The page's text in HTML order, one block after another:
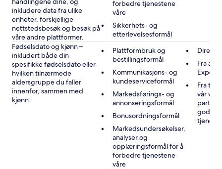
inkludere data fra ulike
enheter, forskjellige
nettstedsbesøk og besøk på
våre andre plattformer.
forbedre tjenestene
våre
Sikkerhets- og
etterlevelsesformål
Fødselsdato og kjønn –
inkludert både din
spesifikke fødselsdato eller
hvilken tilnærmede
aldersgruppe du faller
innenfor, sammen med
kjønn.
Plattformbruk og
bestillingsformål
Kommunikasjons- og
kundeserviceformål
Markedsførings- og
annonseringsformål
Bonusordningsformål
Markedsundersøkelser,
analyser og
opplæringsformål for å
forbedre tjenestene
våre
Fra
Fra
vår